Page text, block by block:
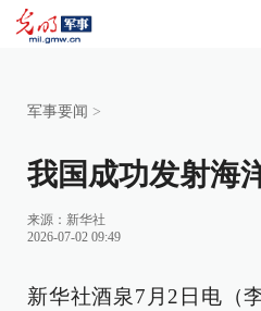
军事要闻 >
我国成功发射海
来源： 新华社
2026-07-02 09:49
新华社酒泉7月2日电（